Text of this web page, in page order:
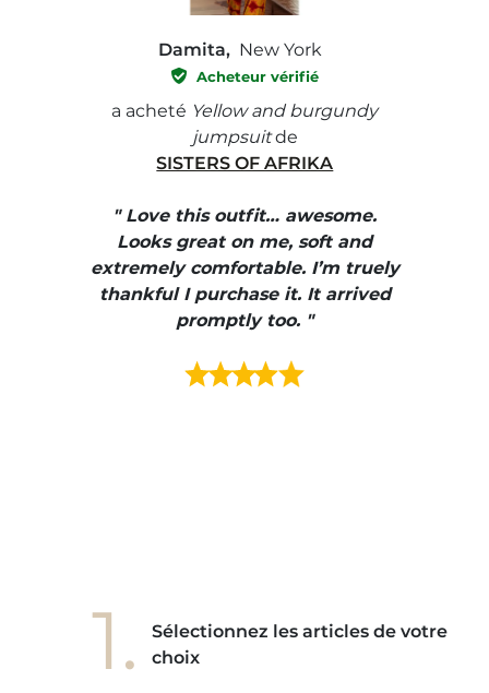
Damita, New York
Acheteur vérifié
a acheté Yellow and burgundy
jumpsuitde
SISTERS OF AFRIKA
" Love this outfit… awesome.
Looks great on me, soft and
extremely comfortable. I’m truely
thankful I purchase it. It arrived
promptly too. "
1.
Sélectionnez les articles de votre
choix